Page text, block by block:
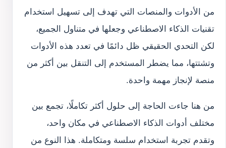
من الأدوات والمنصات التي تهدف إلى تسهيل استخدام
تقنيات الذكاء الاصطناعي وجعلها في متناول الجميع،
لكن التحدي الحقيقي ظل دائمًا في تعدد هذه الأدوات
وتشتتها، مما يضطر المستخدم إلى التنقل بين أكثر من
منصة لإنجاز مهمة واحدة.
من هنا جاءت الحاجة إلى حلول أكثر تكاملًا، تجمع بين
مختلف أدوات الذكاء الاصطناعي في مكان واحد،
وتقدم تجربة استخدام سلسة ومتكاملة. هذا النوع من